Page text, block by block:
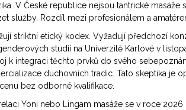
V České republice nejsou tantrické masáže
služby. Rozdíl mezi profesionálem a
striktní etický kodex. Vyžadují předchozí
studií na Univerzitě Karlové v
k integraci těchto prvků do svého
duchovních tradic. Tato skeptika je
bez odborné kvalifikace.
Yoni nebo Lingam masáže se v roce